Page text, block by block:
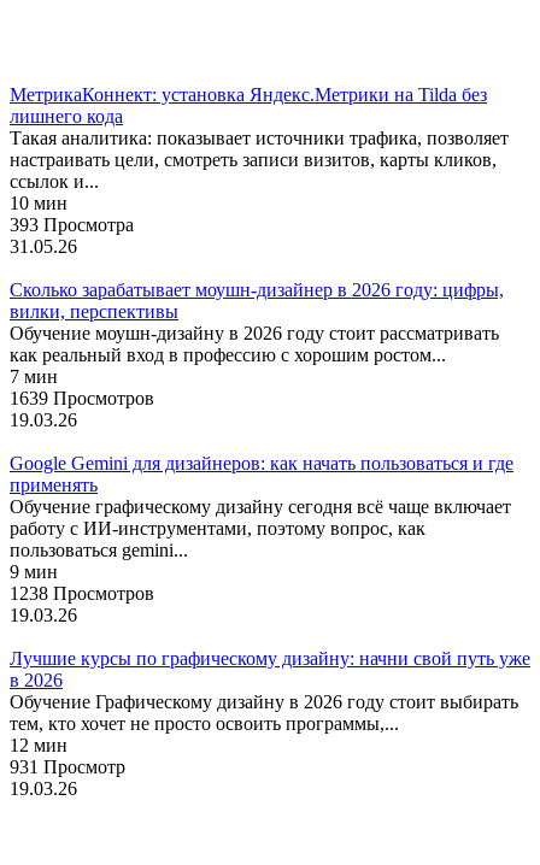
МетрикаКоннект: установка Яндекс.Метрики на Tilda без
лишнего кода
Такая аналитика: показывает источники трафика, позволяет
настраивать цели, смотреть записи визитов, карты кликов,
ссылок и...
10 мин
393 Просмотра
31.05.26
Сколько зарабатывает моушн-дизайнер в 2026 году: цифры,
вилки, перспективы
Обучение моушн-дизайну в 2026 году стоит рассматривать
как реальный вход в профессию с хорошим ростом...
7 мин
1639 Просмотров
19.03.26
Google Gemini для дизайнеров: как начать пользоваться и где
применять
Обучение графическому дизайну сегодня всё чаще включает
работу с ИИ-инструментами, поэтому вопрос, как
пользоваться gemini...
9 мин
1238 Просмотров
19.03.26
Лучшие курсы по графическому дизайну: начни свой путь уже
в 2026
Обучение Графическому дизайну в 2026 году стоит выбирать
тем, кто хочет не просто освоить программы,...
12 мин
931 Просмотр
19.03.26